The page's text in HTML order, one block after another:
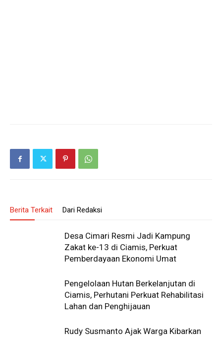
Berita Terkait Dari Redaksi
Desa Cimari Resmi Jadi Kampung
Zakat ke-13 di Ciamis, Perkuat
Pemberdayaan Ekonomi Umat
Pengelolaan Hutan Berkelanjutan di
Ciamis, Perhutani Perkuat Rehabilitasi
Lahan dan Penghijauan
Rudy Susmanto Ajak Warga Kibarkan